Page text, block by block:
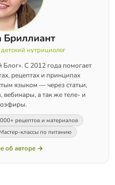
нутрициолог
С 2012 года помогает
рецептах и принципах
языком — через статьи,
вебинары, а так же теле- и
рецептов и материалов
Мастер-классы по питанию
об авторе →